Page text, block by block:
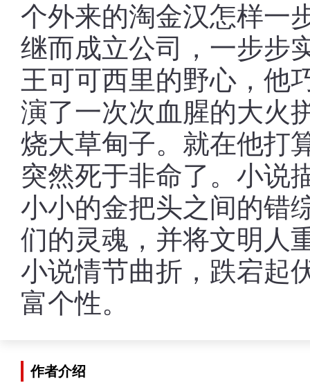
个外来的淘金汉怎样一
继而成立公司，一步步
王可可西里的野心，他
演了一次次血腥的大火
烧大草甸子。就在他打
突然死于非命了。小说
小小的金把头之间的错
们的灵魂，并将文明人
小说情节曲折，跌宕起
富个性。
作者介绍